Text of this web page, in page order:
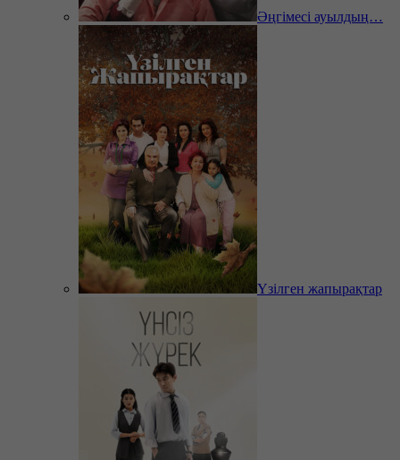
Әңгімесі ауылдың…
Үзілген жапырақтар